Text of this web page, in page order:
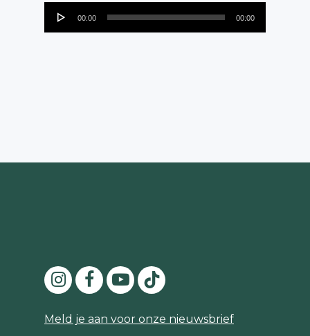
00:00 00:00
Meld je aan voor onze nieuwsbrief